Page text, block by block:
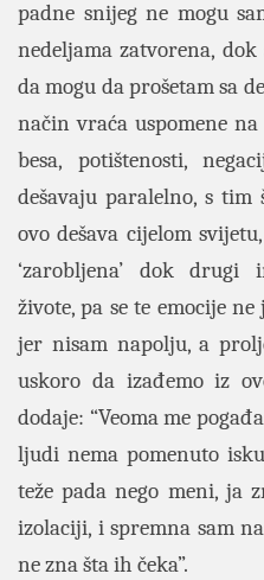
padne snijeg ne mogu
nedeljama zatvorena,
da mogu da prošetam sa
način vraća uspomene
besa, potištenosti,
dešavaju paralelno, s tim
ovo dešava cijelom
‘zarobljena’ dok drugi
živote, pa se te emocije
jer nisam napolju, a
uskoro da izađemo iz
dodaje: “Veoma me
ljudi nema pomenuto
teže pada nego meni, ja
izolaciji, i spremna sam
ne zna šta ih čeka”.